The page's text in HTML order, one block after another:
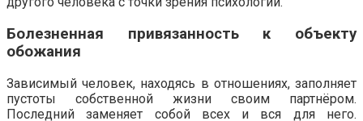
Болезненная привязанность к объекту
обожания
Зависимый человек, находясь в отношениях, заполняет
пустоты собственной жизни своим партнёром.
Последний заменяет собой всех и вся для него.